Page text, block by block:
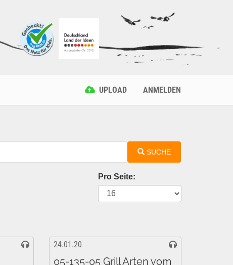
UPLOAD ANMELDEN
SUCHE
Pro Seite:
24.01.20
05-135-05 Grill Arten vom